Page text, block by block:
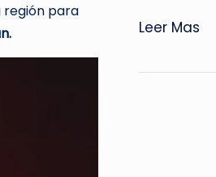
región para
Leer Mas:
en